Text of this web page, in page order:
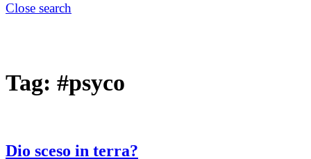
Close search
Tag: #psyco
Dio sceso in terra?